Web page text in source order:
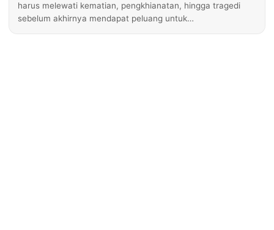
harus melewati kematian, pengkhianatan, hingga tragedi
sebelum akhirnya mendapat peluang untuk…